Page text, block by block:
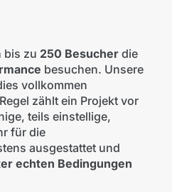
bis zu 250 Besucherdie
besuchen. Unsere
vollkommen
zählt ein Projekt vor
teils einstellige,
für die
ausgestattet und
echten Bedingungen